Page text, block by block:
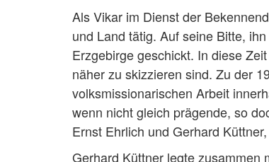
Als Vikar im Dienst der
und Land tätig. Auf seine Bitte,
Erzgebirge geschickt. In diese
näher zu skizzieren sind. Zu der
volksmissionarischen Arbeit
wenn nicht gleich prägende, so
Ernst Ehrlich und Gerhard
Gerhard Küttner legte zusammen